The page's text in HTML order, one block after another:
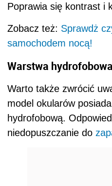
Poprawia się kontrast i
Zobacz też: Sprawdż
samochodem nocą!
Warstwa hydrofobowa
Warto także zwrócić
model okularów
hydrofobową.
niedopuszczanie do